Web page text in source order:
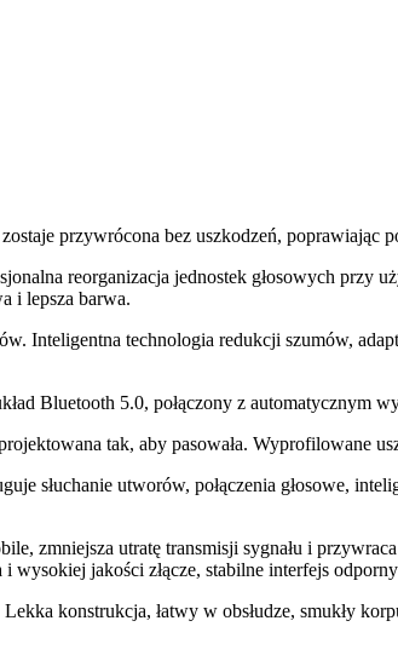
przywrócona bez uszkodzeń,
reorganizacja jednostek głosowych przy
i lepsza barwa.
Inteligentna technologia redukcji szumów,
Bluetooth 5.0, połączony z automatycznym
tak, aby pasowała. Wyprofilowane
słuchanie utworów, połączenia głosowe,
zmniejsza utratę transmisji sygnału i
wysokiej jakości złącze, stabilne interfejs
konstrukcja, łatwy w obsłudze, smukły